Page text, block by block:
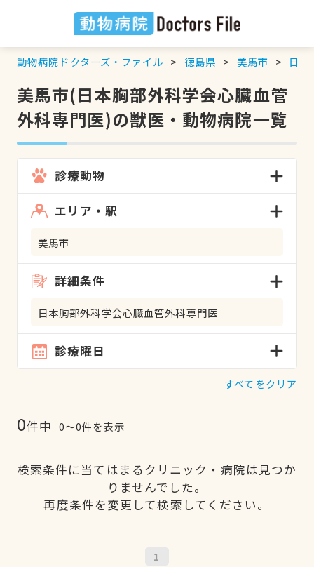
動物病院ドクターズ・ファイル 徳島県 美馬市 日本
美馬市(日本胸部外科学会心臓血管
外科専門医)の獣医・動物病院一覧
診療動物
エリア・駅
美馬市
詳細条件
日本胸部外科学会心臓血管外科専門医
診療曜日
すべてをクリア
0件中 0〜0件を表示
検索条件に当てはまるクリニック・病院は見つか
りませんでした。
再度条件を変更して検索してください。
1